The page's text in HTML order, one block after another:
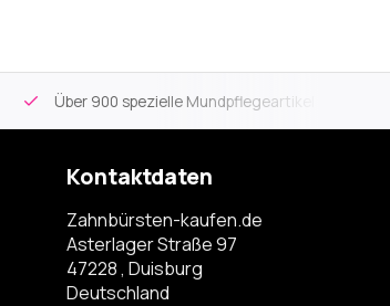
Über 900 spezielle Mundpflegeartikel
Kontaktdaten
Zahnbürsten-kaufen.de
Asterlager Straße 97
47228 , Duisburg
Deutschland